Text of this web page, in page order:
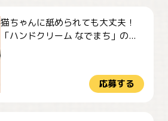
猫ちゃんに舐められても大丈夫！
「ハンドクリーム なでまち」の...
応募する